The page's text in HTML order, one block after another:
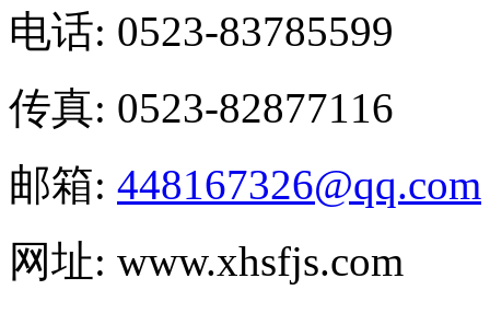
电话: 0523-83785599
传真: 0523-82877116
邮箱: 448167326@qq.com
网址: www.xhsfjs.com